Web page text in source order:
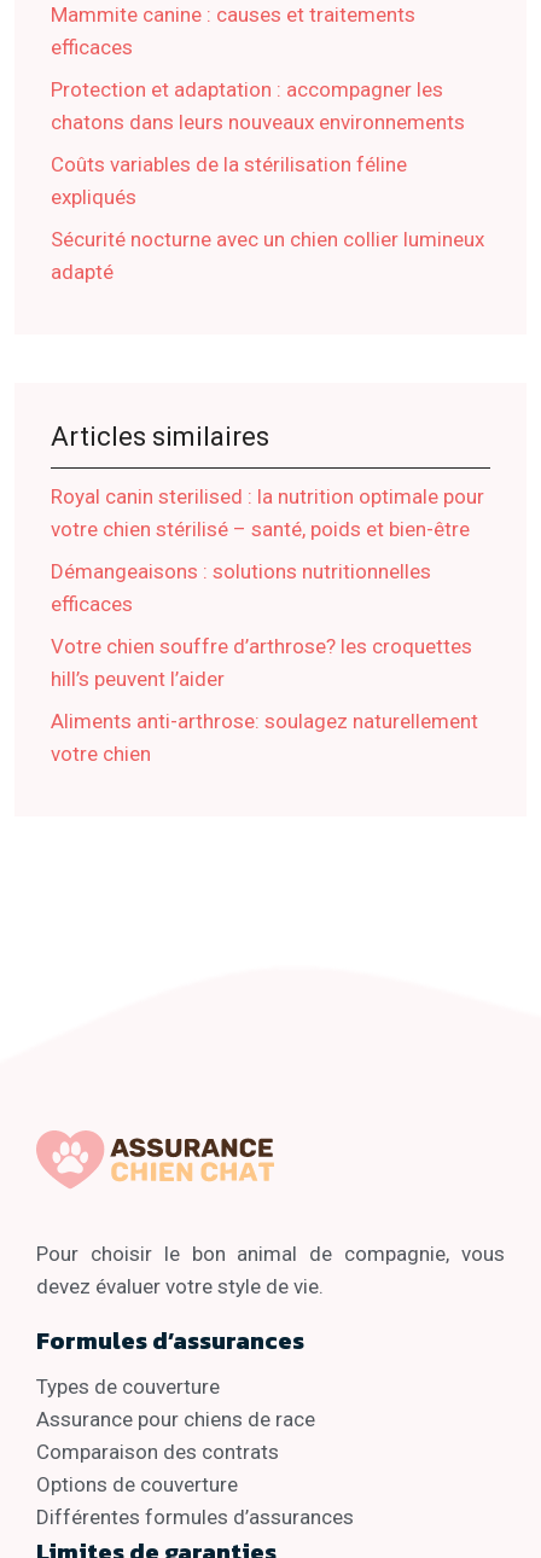
Mammite canine : causes et traitements
efficaces
Protection et adaptation : accompagner les
chatons dans leurs nouveaux environnements
Coûts variables de la stérilisation féline
expliqués
Sécurité nocturne avec un chien collier lumineux
adapté
Articles similaires
Royal canin sterilised : la nutrition optimale pour
votre chien stérilisé – santé, poids et bien-être
Démangeaisons : solutions nutritionnelles
efficaces
Votre chien souffre d’arthrose? les croquettes
hill’s peuvent l’aider
Aliments anti-arthrose: soulagez naturellement
votre chien
Pour choisir le bon animal de compagnie, vous
devez évaluer votre style de vie.
Formules d’assurances
Types de couverture
Assurance pour chiens de race
Comparaison des contrats
Options de couverture
Différentes formules d’assurances